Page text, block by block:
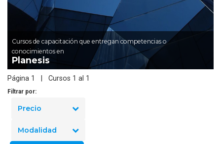
Cursos de capacitación que entregan competencias o
conocimientos en
Planesis
Página 1 | Cursos 1 al 1
Filtrar por:
Precio
Modalidad